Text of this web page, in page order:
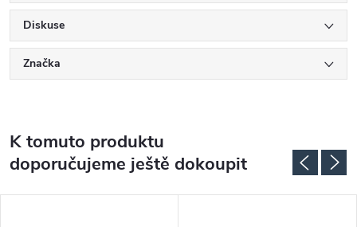
Diskuse
Značka
K tomuto produktu
doporučujeme ještě dokoupit